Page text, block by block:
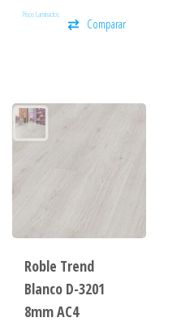
Pisos Laminados
Comparar
Roble Trend
Blanco D-3201
8mm AC4